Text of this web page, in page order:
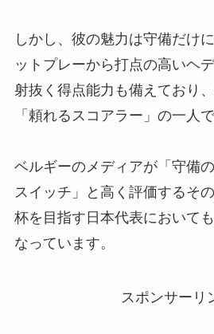
しかし、彼の魅力は守備だけ
ットプレーから打点の高いヘ
射抜く得点能力も備えており
「頼れるスコアラー」の一人
ベルギーのメディアが「守備
スイッチ」と高く評価するそ
杯を目指す日本代表において
なっています。
スポンサーリ